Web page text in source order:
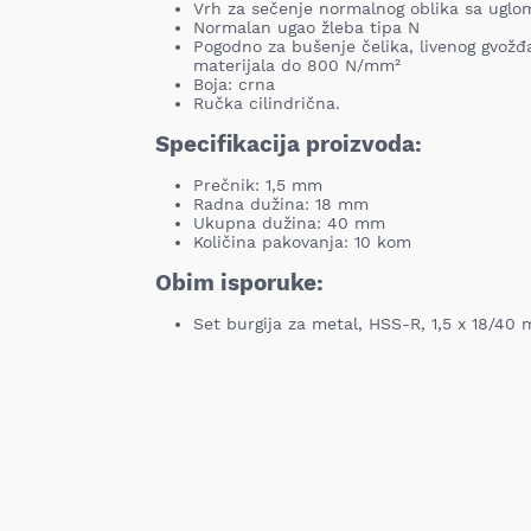
Vrh za sečenje normalnog oblika sa
Normalan ugao žleba tipa N
Pogodno za bušenje čelika, livenog
materijala do 800 N/mm²
Boja: crna
Ručka cilindrična.
Specifikacija proizvoda:
Prečnik: 1,5 mm
Radna dužina: 18 mm
Ukupna dužina: 40 mm
Količina pakovanja: 10 kom
Obim isporuke:
Set burgija za metal, HSS-R, 1,5 x 18/40